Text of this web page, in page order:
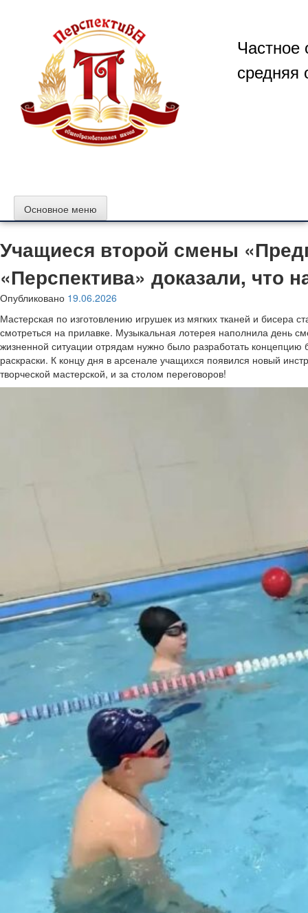
содержимому
Частное
средняя
Основное меню
Учащиеся второй смены
«Перспектива» доказали, что
Опубликовано 19.06.2026
Мастерская по изготовлению игрушек из мягких тканей и бисера
смотреться на прилавке. Музыкальная лотерея наполнила день
жизненной ситуации отрядам нужно было разработать
раскраски. К концу дня в арсенале учащихся появился новый
творческой мастерской, и за столом переговоров!